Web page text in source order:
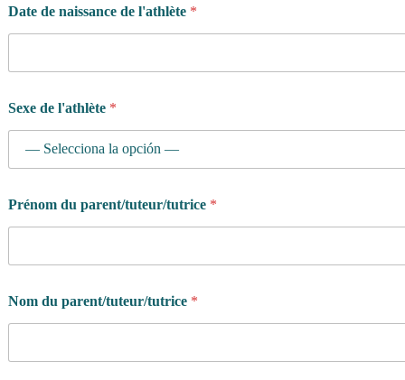
Date de naissance de l'athlète *
Sexe de l'athlète *
Prénom du parent/tuteur/tutrice *
Nom du parent/tuteur/tutrice *